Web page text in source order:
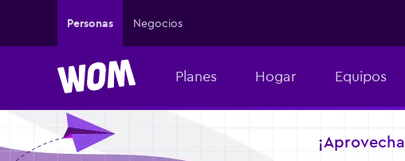
Personas Negocios
Planes Hogar Equipos
¡Aprovecha